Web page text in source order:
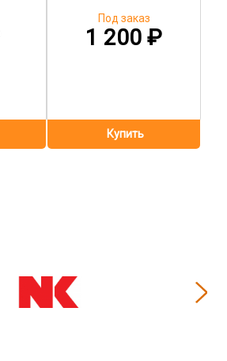
1 200₽
Под заказ